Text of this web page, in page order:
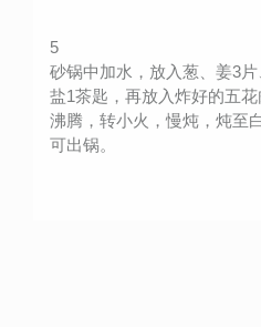
5
砂锅中加水，放入葱、姜3片
盐1茶匙，再放入炸好的五
沸腾，转小火，慢炖，炖至
可出锅。